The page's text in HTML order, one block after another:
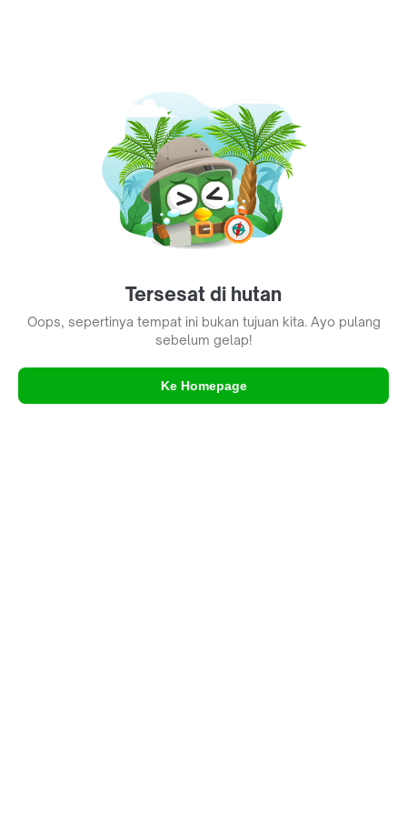
Tersesat di hutan
Oops, sepertinya tempat ini bukan tujuan kita. Ayo pulang
sebelum gelap!
Ke Homepage